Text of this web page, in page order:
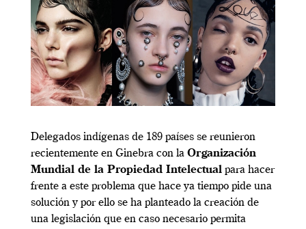
Delegados indígenas de 189 países se reunieron
recientemente en Ginebra con la Organización
Mundial de la Propiedad Intelectual para hacer
frente a este problema que hace ya tiempo pide una
solución y por ello se ha planteado la creación de
una legislación que en caso necesario permita